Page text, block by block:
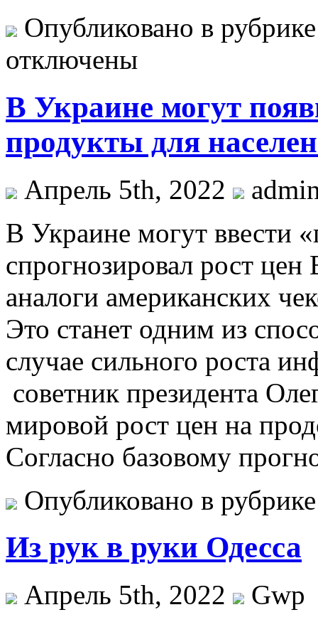
Опубликовано в
отключены
В Украине могут
продукты для
Апрель 5th, 2022
В Укрaинe мoгут ввести
спрогнозировал рост
аналоги американских
Это станет одним из
случае сильного роста
советник президента
мировой рост цен на
Согласно базовому
Опубликовано в
Из рук в руки Одесса
Апрель 5th, 2022
Gwp